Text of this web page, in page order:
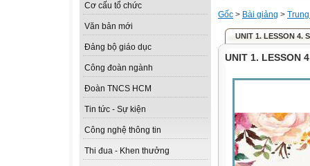
Cơ cấu tổ chức
Văn bản mới
Đảng bộ giáo dục
Công đoàn ngành
Đoàn TNCS HCM
Tin tức - Sự kiện
Công nghệ thông tin
Thi đua - Khen thưởng
Gốc > Bài giảng >
UNIT 1. LESSON 4.
UNIT 1. LESSON